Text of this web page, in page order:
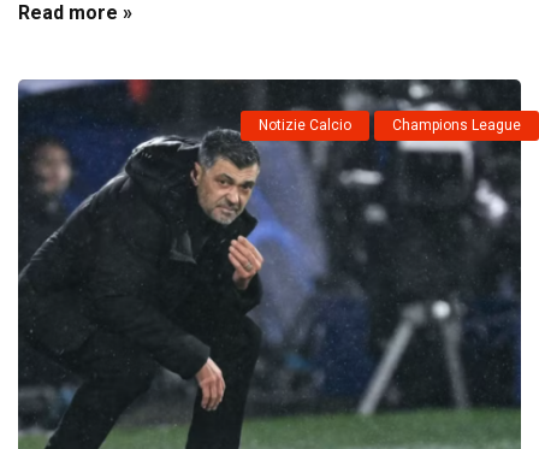
Read more »
Notizie Calcio Champions League